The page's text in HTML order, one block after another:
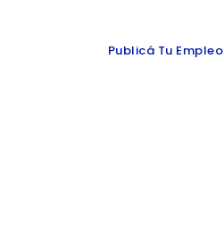
Publicá Tu Empleo